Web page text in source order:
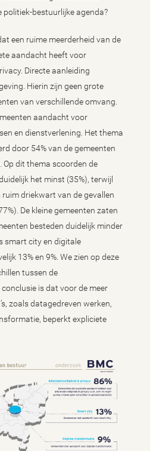
bestuurlijke agenda?
een ruime meerderheid van de
aandacht heeft voor
Directe aanleiding
Hierin zijn geen grote
van verschillende omvang.
aandacht voor
en dienstverlening. Het thema
door 54% van de gemeenten
Op dit thema scoorden de
het minst (35%), terwijl
driekwart van de gevallen
De kleine gemeenten zaten
besteden duidelijk minder
smart city en digitale
13% en 9%. We zien op deze
tussen de
is dat voor de meer
zoals datagedreven werken,
beperkt expliciete